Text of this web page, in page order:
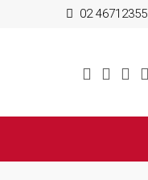
02 46712355